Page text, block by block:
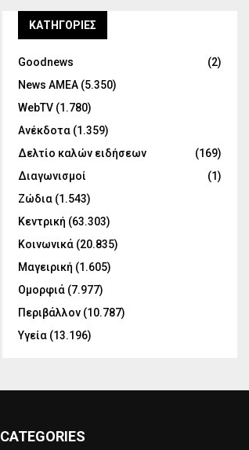
KΑΤΗΓΟΡΊΕΣ
Goodnews
(2)
News ΑΜΕΑ (5.350)
WebTV (1.780)
Ανέκδοτα (1.359)
Δελτίο καλών ειδήσεων
(169)
Διαγωνισμοί
(1)
Ζώδια (1.543)
Κεντρική (63.303)
Κοινωνικά (20.835)
Μαγειρική (1.605)
Ομορφιά (7.977)
Περιβάλλον (10.787)
Υγεία (13.196)
CATEGORIES